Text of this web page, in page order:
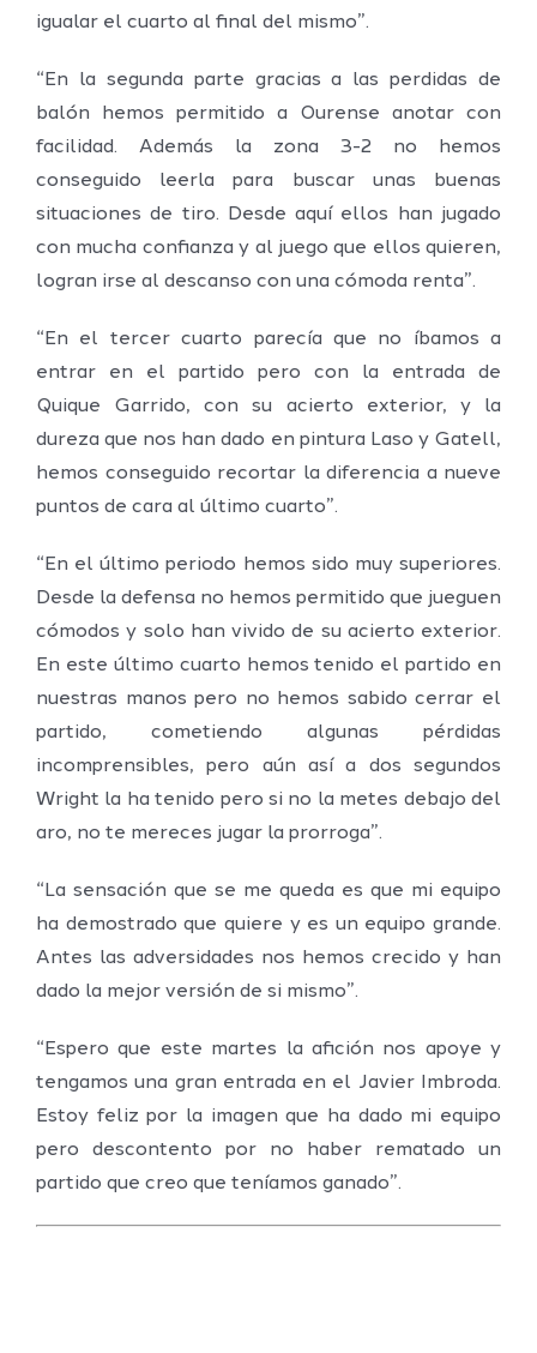
igualar el cuarto al final del mismo”.
“En la segunda parte gracias a las perdidas de
balón hemos permitido a Ourense anotar con
facilidad. Además la zona 3-2 no hemos
conseguido leerla para buscar unas buenas
situaciones de tiro. Desde aquí ellos han jugado
con mucha confianza y al juego que ellos quieren,
logran irse al descanso con una cómoda renta”.
“En el tercer cuarto parecía que no íbamos a
entrar en el partido pero con la entrada de
Quique Garrido, con su acierto exterior, y la
dureza que nos han dado en pintura Laso y Gatell,
hemos conseguido recortar la diferencia a nueve
puntos de cara al último cuarto”.
“En el último periodo hemos sido muy superiores.
Desde la defensa no hemos permitido que jueguen
cómodos y solo han vivido de su acierto exterior.
En este último cuarto hemos tenido el partido en
nuestras manos pero no hemos sabido cerrar el
partido, cometiendo algunas pérdidas
incomprensibles, pero aún así a dos segundos
Wright la ha tenido pero si no la metes debajo del
aro, no te mereces jugar la prorroga”.
“La sensación que se me queda es que mi equipo
ha demostrado que quiere y es un equipo grande.
Antes las adversidades nos hemos crecido y han
dado la mejor versión de si mismo”.
“Espero que este martes la afición nos apoye y
tengamos una gran entrada en el Javier Imbroda.
Estoy feliz por la imagen que ha dado mi equipo
pero descontento por no haber rematado un
partido que creo que teníamos ganado”.